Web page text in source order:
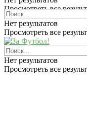
Просмотреть все
Нет результатов
Просмотреть все
Нет результатов
Просмотреть все